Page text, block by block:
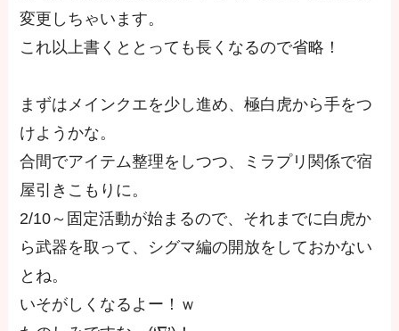
変更しちゃいます。
これ以上書くととっても長くなるので省略！
まずはメインクエを少し進め、極白虎から手をつ
けようかな。
合間でアイテム整理をしつつ、ミラプリ関係で宿
屋引きこもりに。
2/10～固定活動が始まるので、それまでに白虎か
ら武器を取って、シグマ編の開放をしておかない
とね。
いそがしくなるよー！ｗ